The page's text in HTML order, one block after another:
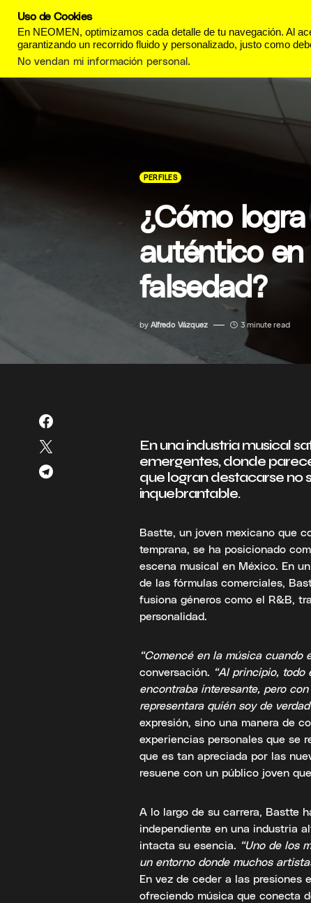
PERFILES
¿Cómo
auténtico
falsedad?
by Alfredo Vázquez 3 minute read
En una industria musical
emergentes, donde
que logran destacarse no
inquebrantable.
Bastte, un joven mexicano que
temprana, se ha posicionado
escena musical en México. En
de las fórmulas comerciales,
fusiona géneros como el R&B,
personalidad.
“Comencé en la música cuando
conversación. “Al principio, todo
encontraba interesante, pero
representara quién soy de
expresión, sino una manera de
experiencias personales que se
que es tan apreciada por las
resuene con un público joven
A lo largo de su carrera, Bastte
independiente en una industria
intacta su esencia. “Uno de los
un entorno donde muchos
En vez de ceder a las presiones
ofreciendo música que conecta
Uso de Cookies
En NEOMEN, optimizamos cada detalle de tu navegación. Al
garantizando un recorrido fluido y personalizado, justo como
No vendan mi información personal.